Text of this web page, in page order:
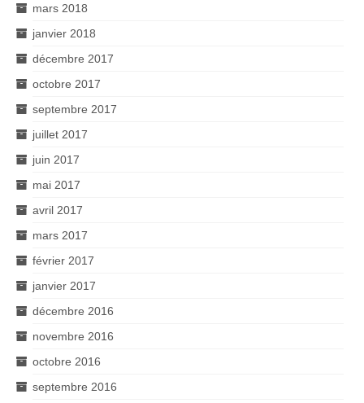
mars 2018
janvier 2018
décembre 2017
octobre 2017
septembre 2017
juillet 2017
juin 2017
mai 2017
avril 2017
mars 2017
février 2017
janvier 2017
décembre 2016
novembre 2016
octobre 2016
septembre 2016